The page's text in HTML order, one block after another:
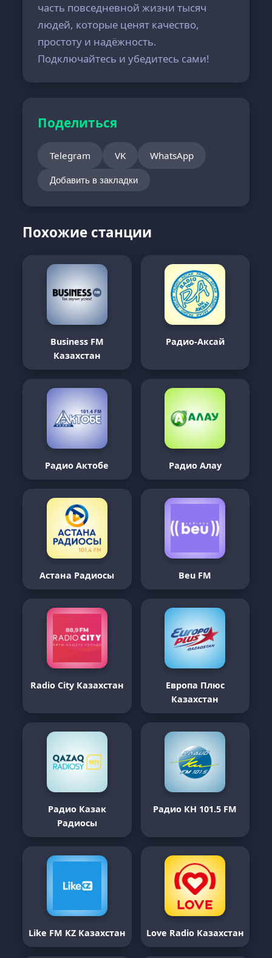
часть повседневной жизни тысяч
людей, которые ценят качество,
простоту и надёжность.
Подключайтесь и убедитесь сами!
Поделиться
Telegram VK WhatsApp
Добавить в закладки
Похожие станции
Business FM
Казахстан
Радио-Аксай
Радио Актобе Радио Алау
Астана Радиосы Beu FM
Radio City Казахстан
Европа Плюс
Казахстан
Радио Казак
Радиосы
Радио КН 101.5 FM
Like FM KZ Казахстан Love Radio Казахстан